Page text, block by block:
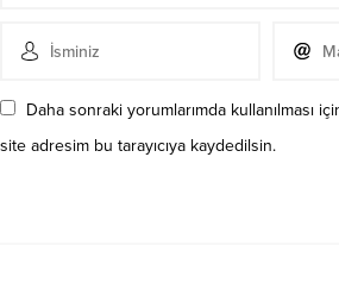
Daha sonraki yorumlarımda kullanılması
site adresim bu tarayıcıya kaydedilsin.